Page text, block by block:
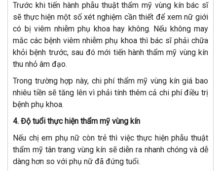
Trước khi tiến hành phẫu thuật thẩm mỹ vùng kín bác sĩ
sẽ thực hiện một số xét nghiệm cần thiết để xem nữ giới
có bị viêm nhiễm phụ khoa hay không. Nếu không may
mắc các bệnh viêm nhiễm phụ khoa thì bác sĩ phải chữa
khỏi bệnh trước, sau đó mới tiến hành thẩm mỹ vùng kín
thu nhỏ âm đạo.
Trong trường hợp này, chi phí thẩm mỹ vùng kín giá bao
nhiêu tiền sẽ tăng lên vì phải tính thêm cả chi phí điều trị
bệnh phụ khoa.
4. Độ tuổi thực hiện thẩm mỹ vùng kín
Nếu chị em phụ nữ còn trẻ thì việc thực hiện phẫu thuật
thẩm mỹ tân trang vùng kín sẽ diễn ra nhanh chóng và dễ
dàng hơn so với phụ nữ đã đứng tuổi.